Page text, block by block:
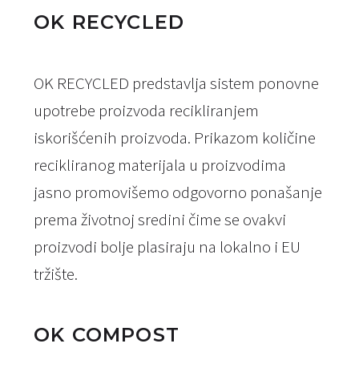
OK RECYCLED
OK RECYCLED predstavlja sistem ponovne
upotrebe proizvoda recikliranjem
iskorišćenih proizvoda. Prikazom količine
recikliranog materijala u proizvodima
jasno promovišemo odgovorno ponašanje
prema životnoj sredini čime se ovakvi
proizvodi bolje plasiraju na lokalno i EU
tržište.
OK COMPOST